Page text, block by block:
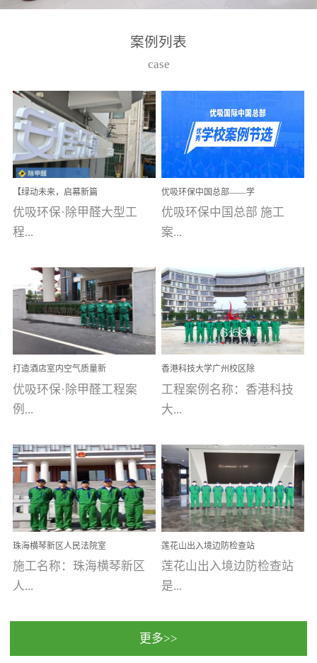
高技能的团队。汇聚了众
取得了多项产品技术专利
和多项国家版权局著作
权，获得高新技术企业称
号。生产优势自主生产自
给自足，优吸公司于2015
在广州番禺区成功建立产
品线生产基地，工厂拥有
自动化生产设备和成熟的
选择源头源材料、严控产
品质量，我们每一批的生
产产品都经过严格的质检
程序；生产车间为优吸总
部和全国分支机构生产光
触媒、净醛王、祛味剂等
优吸系列产品，保质保量
完成生产任务，确保全国
求。资质优势团队优势分
支优势优吸环保是一棵正
茁壮成长的树，只要我们
人人都爱护她、珍惜她、
她将越来越枝繁叶茂，终
将会成为一棵参天大树！
优吸环保截止2020年拥有
全国600家网点分支机构。
案例列表
case
【绿动未来，启幕新篇
章】优吸环保中标深圳安
居乐寓，超大型工装室内
空气治理项目顺利启航，
优吸环保·除甲醛大型工
程...
案例【深圳安居乐寓】室
内空气治理项目深圳安居
乐寓 深圳市安居乐寓
为深圳安居集团旗下城...
优吸环保中国总部——学
校施工案例(节选)
优吸环保中国总部 施工
案...
例(学校工装节选)广州南沙
小学(珠江湾校区)项目地
址：广州市南沙区海滨路
南沙珠江湾江门市蓬江区
禾...
打造酒店室内空气质量新
标杆——优吸环保·标杆之
作：东莞美豪雅致酒店室
内空气治理工程纪实
优吸环保·除甲醛工程案
例...
【东莞美豪雅致酒店】室
内空气治理项目东莞美豪
雅致酒店 东莞美豪雅
致酒店是为中高端人士...
香港科技大学广州校区除
甲醛项目圆满完成
工程案例名称：香港科技
大...
学广州校区室内空气治
理 工程案例地址：广
州南沙区·香港科技大学(广
州)校区 工程案...
珠海横琴新区人民法院室
内除甲醛空气治理项目
施工名称：珠海横琴新区
人...
民法院室内除甲醛空气治
莲花山出入境边防检查站
室内除甲醛空气治理项目
莲花山出入境边防检查站
是...
国家通过设在对外开放口
更多>>